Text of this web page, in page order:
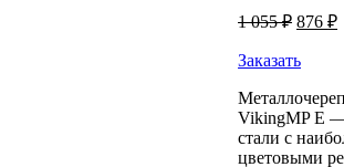
1 055₽
055 ₽.
876₽
Заказать
VikingMP E —
стали с
цветовыми